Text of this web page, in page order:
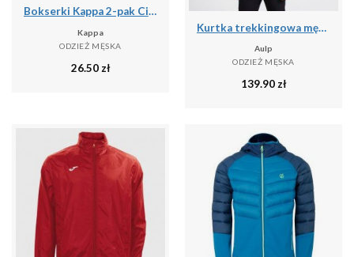
Bokserki Kappa 2-pak Ciemnoszary-Jasnoszary Ciemnoszary/szary St.
Kappa
ODZIEŻ MĘSKA
26.50 zł
Kurtka trekkingowa męska wodoodporna AULP DOLAN rozpinana z kapturem
Aulp
ODZIEŻ MĘSKA
139.90zł